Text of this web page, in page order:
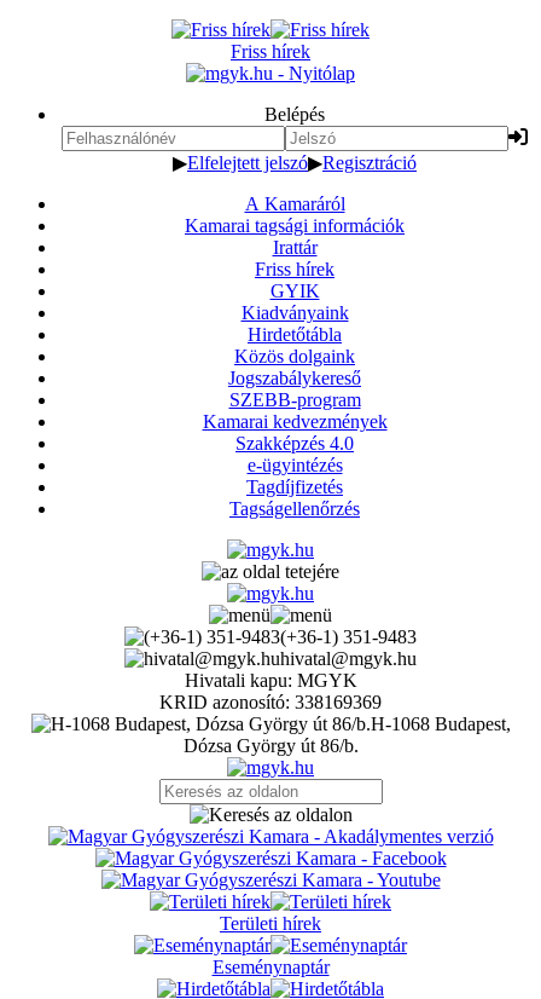
Friss hírek
Belépés
▶Elfelejtett jelszó▶Regisztráció
A Kamaráról
Kamarai tagsági információk
Irattár
Friss hírek
GYIK
Kiadványaink
Hirdetőtábla
Közös dolgaink
Jogszabálykereső
SZEBB-program
Kamarai kedvezmények
Szakképzés 4.0
e-ügyintézés
Tagdíjfizetés
Tagságellenőrzés
(+36-1) 351-9483
hivatal@mgyk.hu
Hivatali kapu: MGYK
KRID azonosító: 338169369
H-1068 Budapest,
Dózsa György út 86/b.
Területi hírek
Eseménynaptár